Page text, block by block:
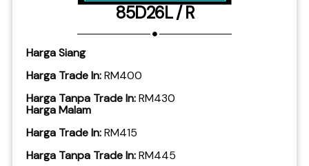
85D26L / R
Harga Siang
Harga Trade In:RM400
Harga Tanpa Trade In:RM430
Harga Malam
Harga Trade In:RM415
​Harga Tanpa Trade In:RM445